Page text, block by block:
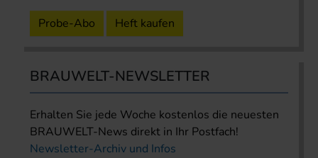
Probe-Abo Heft kaufen
BRAUWELT-NEWSLETTER
Erhalten Sie jede Woche kostenlos die neuesten
BRAUWELT-News direkt in Ihr Postfach!
Newsletter-Archiv und Infos